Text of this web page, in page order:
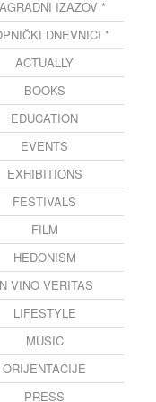
IZAZOV *
DNEVNICI *
ACTUALLY
BOOKS
EDUCATION
EVENTS
EXHIBITIONS
FESTIVALS
FILM
HEDONISM
VINO VERITAS
LIFESTYLE
MUSIC
ORIJENTACIJE
PRESS